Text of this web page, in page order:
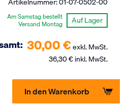
Auf Lager
Am Samstag bestellt
Versand Montag
30,00 €exkl. MwSt.
36,30 € inkl. MwSt.
In den Warenkorb